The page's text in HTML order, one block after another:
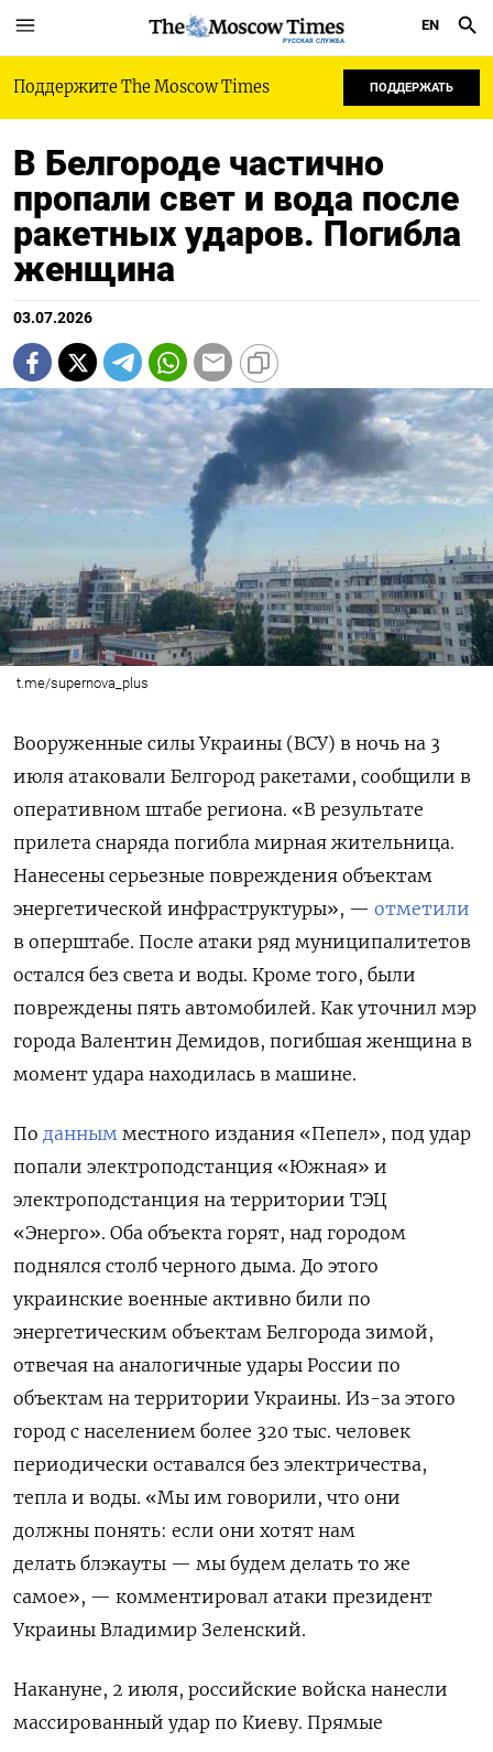
РУССКАЯ СЛУЖБА
EN
Поддержите The Moscow Times ПОДДЕРЖАТЬ
В Белгороде частично
пропали свет и вода после
ракетных ударов. Погибла
женщина
03.07.2026
t.me/supernova_plus
Вооруженные силы Украины (ВСУ) в ночь на 3
июля атаковали Белгород ракетами, сообщили в
оперативном штабе региона. «В результате
прилета снаряда погибла мирная жительница.
Нанесены серьезные повреждения объектам
энергетической инфраструктуры», — отметили
в оперштабе. После атаки ряд муниципалитетов
остался без света и воды. Кроме того, были
повреждены пять автомобилей. Как уточнил мэр
города Валентин Демидов, погибшая женщина в
момент удара находилась в машине.
По данным местного издания «Пепел», под удар
попали электроподстанция «Южная» и
электроподстанция на территории ТЭЦ
«Энерго». Оба объекта горят, над городом
поднялся столб черного дыма. До этого
украинские военные активно били по
энергетическим объектам Белгорода зимой,
отвечая на аналогичные удары России по
объектам на территории Украины. Из-за этого
город с населением более 320 тыс. человек
периодически оставался без электричества,
тепла и воды. «Мы им говорили, что они
должны понять: если они хотят нам
делать блэкауты — мы будем делать то же
самое», — комментировал атаки президент
Украины Владимир Зеленский.
Накануне, 2 июля, российские войска нанесли
массированный удар по Киеву. Прямые